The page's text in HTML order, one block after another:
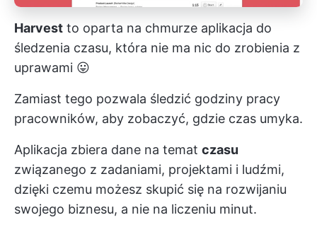
Harvest to oparta na chmurze aplikacja do
śledzenia czasu, która nie ma nic do zrobienia z
uprawami 😛
Zamiast tego pozwala śledzić godziny pracy
pracowników, aby zobaczyć, gdzie czas umyka.
Aplikacja zbiera dane na temat czasu
związanego z zadaniami, projektami i ludźmi,
dzięki czemu możesz skupić się na rozwijaniu
swojego biznesu, a nie na liczeniu minut.